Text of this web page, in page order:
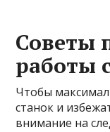
Советы
работы
Чтобы
станок и
внимание на